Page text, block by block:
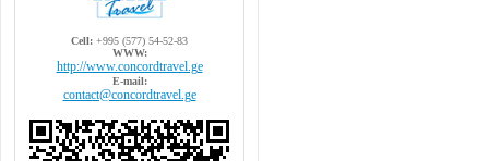
Cell: +995 (577) 54-52-83
WWW:
http://www.concordtravel.ge
E-mail:
contact@concordtravel.ge